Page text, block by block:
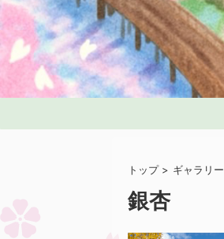
トップ> ギャラリー
銀杏